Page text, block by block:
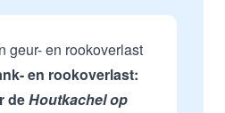
geur- en rookoverlast
en rookoverlast:
deHoutkachel op